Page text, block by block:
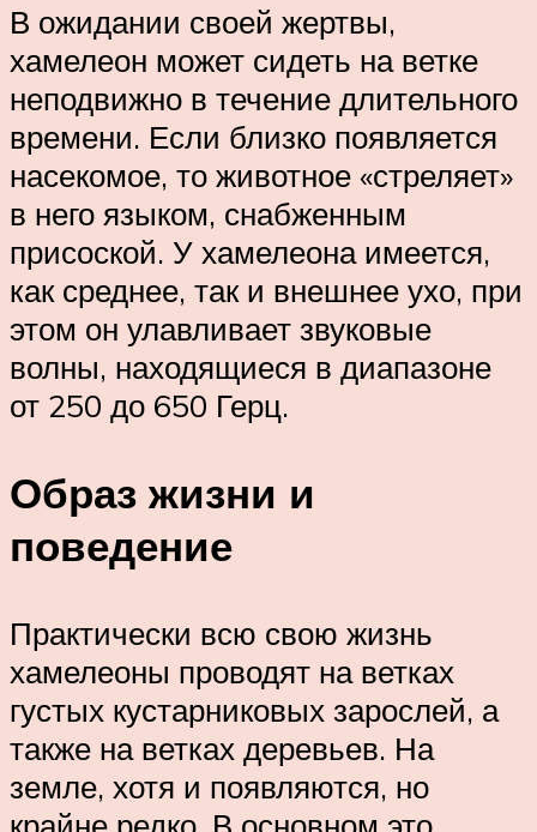
В ожидании своей жертвы,
хамелеон может сидеть на ветке
неподвижно в течение длительного
времени. Если близко появляется
насекомое, то животное «стреляет»
в него языком, снабженным
присоской. У хамелеона имеется,
как среднее, так и внешнее ухо, при
этом он улавливает звуковые
волны, находящиеся в диапазоне
от 250 до 650 Герц.
Образ жизни и
поведение
Практически всю свою жизнь
хамелеоны проводят на ветках
густых кустарниковых зарослей, а
также на ветках деревьев. На
земле, хотя и появляются, но